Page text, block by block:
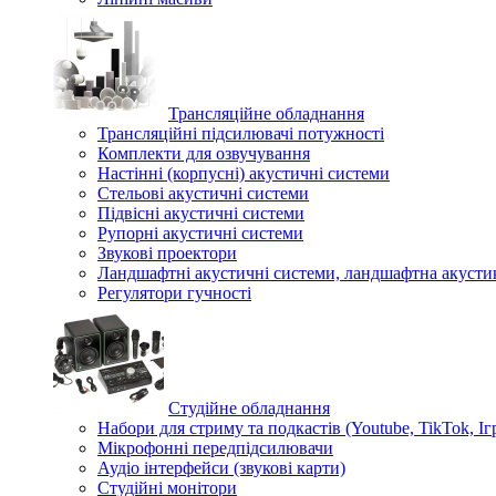
Трансляційне обладнання
Трансляційні підсилювачі потужності
Комплекти для озвучування
Настінні (корпусні) акустичні системи
Стельові акустичні системи
Підвісні акустичні системи
Рупорні акустичні системи
Звукові проектори
Ландшафтні акустичні системи, ландшафтна
Регулятори гучності
Студійне обладнання
Набори для стриму та подкастів (Youtube, TikTok,
Мікрофонні передпідсилювачи
Аудіо інтерфейси (звукові карти)
Студійні монітори